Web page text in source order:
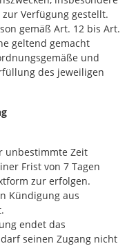
Verfügung gestellt.
gemäß Art. 12 bis Art.
geltend gemacht
und
des jeweiligen
unbestimmte Zeit
Frist von 7 Tagen
zur erfolgen.
Kündigung aus
endet das
seinen Zugang nicht